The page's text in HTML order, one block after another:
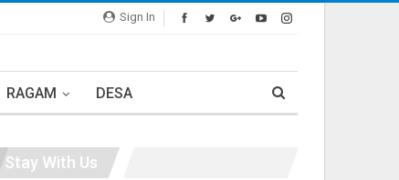
Sign In
RAGAM DESA
Stay With Us